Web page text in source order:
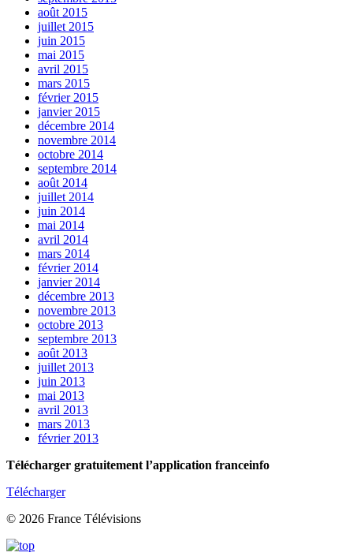
août 2015
juillet 2015
juin 2015
mai 2015
avril 2015
mars 2015
février 2015
janvier 2015
décembre 2014
novembre 2014
octobre 2014
septembre 2014
août 2014
juillet 2014
juin 2014
mai 2014
avril 2014
mars 2014
février 2014
janvier 2014
décembre 2013
novembre 2013
octobre 2013
septembre 2013
août 2013
juillet 2013
juin 2013
mai 2013
avril 2013
mars 2013
février 2013
Télécharger gratuitement l’application franceinfo
Télécharger
© 2026 France Télévisions